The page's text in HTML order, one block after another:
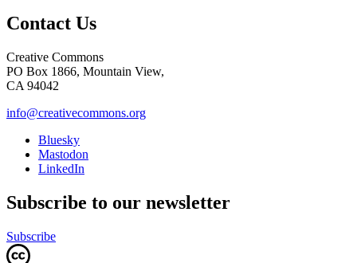
Contact Us
Creative Commons
PO Box 1866, Mountain View,
CA 94042
info@creativecommons.org
Bluesky
Mastodon
LinkedIn
Subscribe to our newsletter
Subscribe